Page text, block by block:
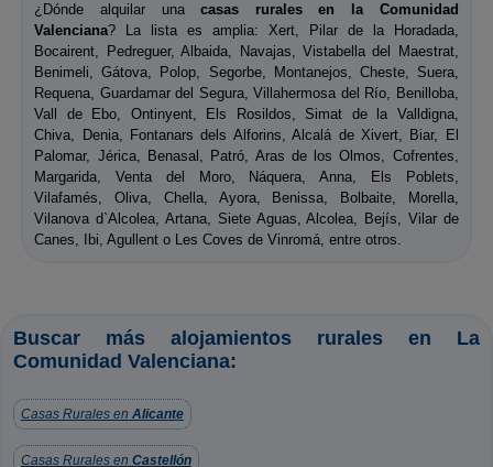
¿Dónde alquilar unacasas rurales en la Comunidad
Valenciana? La lista es amplia: Xert, Pilar de la Horadada,
Bocairent, Pedreguer, Albaida, Navajas, Vistabella del Maestrat,
Benimeli, Gátova, Polop, Segorbe, Montanejos, Cheste, Suera,
Requena, Guardamar del Segura, Villahermosa del Río, Benilloba,
Vall de Ebo, Ontinyent, Els Rosildos, Simat de la Valldigna,
Chiva, Denia, Fontanars dels Alforins, Alcalá de Xivert, Biar, El
Palomar, Jérica, Benasal, Patró, Aras de los Olmos, Cofrentes,
Margarida, Venta del Moro, Náquera, Anna, Els Poblets,
Vilafamés, Oliva, Chella, Ayora, Benissa, Bolbaite, Morella,
Vilanova d`Alcolea, Artana, Siete Aguas, Alcolea, Bejís, Vilar de
Canes, Ibi, Agullent o Les Coves de Vinromá, entre otros.
Buscar más alojamientos rurales en La
Comunidad Valenciana:
Casas Rurales en Alicante
Casas Rurales en Castellón